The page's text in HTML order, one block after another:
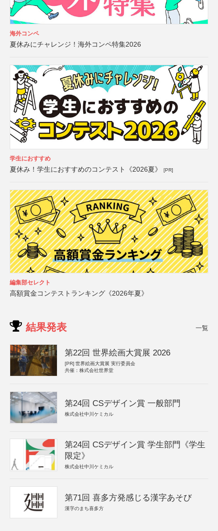
海外コンペ
夏休みにチャレンジ！海外コンペ特集2026
学生におすすめ
夏休み！学生におすすめのコンテスト《2026夏》 [PR]
編集部セレクト
高額賞金コンテストランキング《2026年夏》
結果発表 一覧
第22回 世界絵画大賞展 2026
[PR] 世界絵画大賞展 実行委員会
共催：株式会社世界堂
第24回 CSデザイン賞 一般部門
株式会社中川ケミカル
第24回 CSデザイン賞 学生部門《学生
限定》
株式会社中川ケミカル
第71回 喜多方発感じる漢字あそび
漢字のまち喜多方